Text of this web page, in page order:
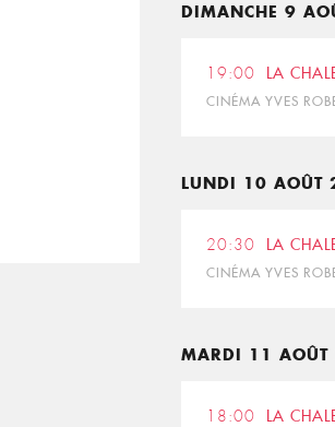
DIMANCHE 9
19:00 LA
CINÉMA YVES
LUNDI 10 AOÛT
20:30 LA
CINÉMA YVES
MARDI 11
18:00 LA